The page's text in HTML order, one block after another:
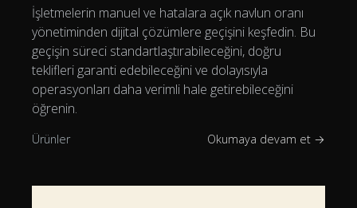
İşletmelerin manuel ve hatalara açık navlun oranı
yönetiminden dijital çözümlere geçişini keşfedin. Bu
geçişin süreci standartlaştırabileceğini, doğru
teklifleri garanti edebileceğini ve dolayısıyla
operasyonları daha verimli hale getirebileceğini
öğrenin.
Ürünler Okumaya devam et →